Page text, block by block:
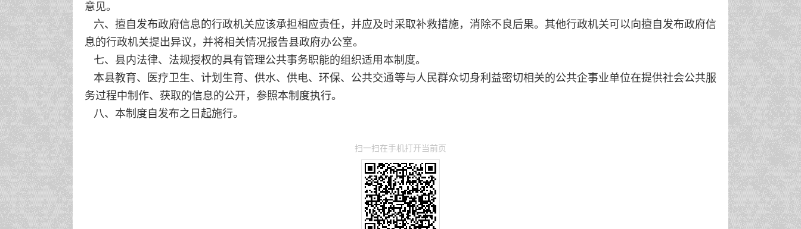
意见。
六、擅自发布政府信息的行政机关应该承担相应责任，并应及时采取补救措施，消除不良后果。其他行政机关可以向擅自发布政府信
息的行政机关提出异议，并将相关情况报告县政府办公室。
七、县内法律、法规授权的具有管理公共事务职能的组织适用本制度。
本县教育、医疗卫生、计划生育、供水、供电、环保、公共交通等与人民群众切身利益密切相关的公共企事业单位在提供社会公共服
务过程中制作、获取的信息的公开，参照本制度执行。
八、本制度自发布之日起施行。
扫一扫在手机打开当前页